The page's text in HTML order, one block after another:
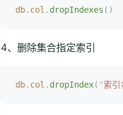
db. col . dropIndexes ()
4、删除集合指定索引
db. col . dropIndex( "索引